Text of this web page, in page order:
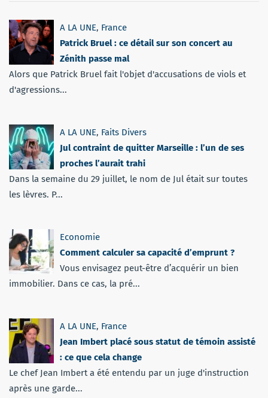
A LA UNE, France
Patrick Bruel : ce détail sur son concert au
Zénith passe mal
Alors que Patrick Bruel fait l'objet d'accusations de viols et
d'agressions...
A LA UNE, Faits Divers
Jul contraint de quitter Marseille : l’un de ses
proches l’aurait trahi
Dans la semaine du 29 juillet, le nom de Jul était sur toutes
les lèvres. P...
Economie
Comment calculer sa capacité d’emprunt ?
Vous envisagez peut-être d’acquérir un bien
immobilier. Dans ce cas, la pré...
A LA UNE, France
Jean Imbert placé sous statut de témoin assisté
: ce que cela change
Le chef Jean Imbert a été entendu par un juge d'instruction
après une garde...